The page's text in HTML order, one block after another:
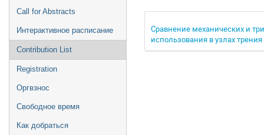
Call for Abstracts
Интерактивное расписание
Contribution List
Registration
Оргвзнос
Свободное время
Как добраться
Сравнение механических и
использования в узлах